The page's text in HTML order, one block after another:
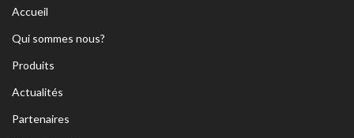
Accueil
Qui sommes nous?
Produits
Actualités
Partenaires